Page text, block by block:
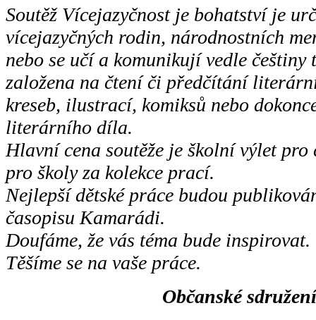
Soutěž Vícejazyčnost je bohatství je
vícejazyčných rodin, národnostních
nebo se učí a komunikují vedle češtiny
založena na čtení či předčítání
kreseb, ilustrací, komiksů nebo
literárního díla.
Hlavní cena soutěže je školní výlet
pro školy za kolekce prací.
Nejlepší dětské práce budou
časopisu Kamarádi.
Doufáme, že vás téma bude inspirovat.
Těšíme se na vaše práce.
Občanské